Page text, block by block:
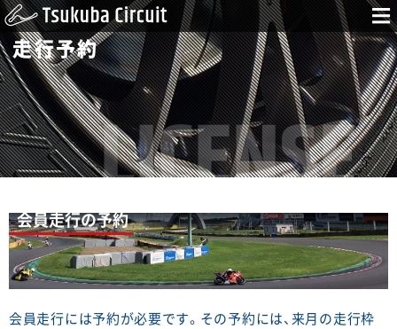
走行予約
会員走行の予約
会員走行には予約が必要です。その予約には、来月の走行枠